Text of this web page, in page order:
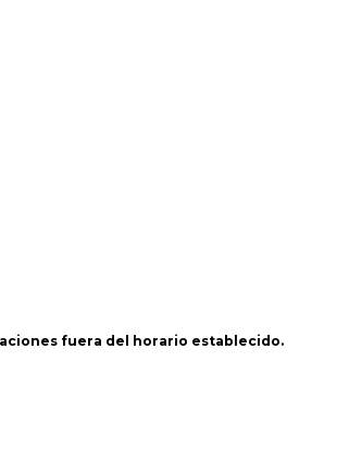
fuera del horario establecido.